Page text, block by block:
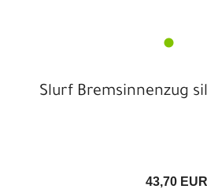
Slurf Bremsinnenzug
43,70 EUR